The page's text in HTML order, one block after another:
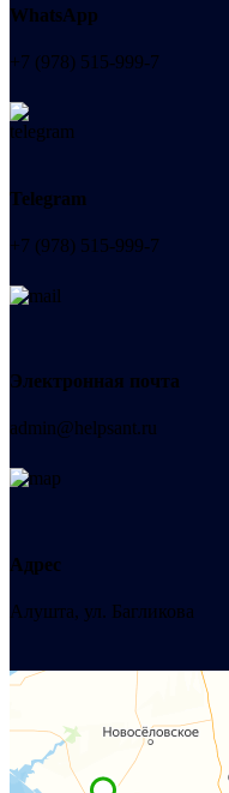
WhatsApp
+7 (978) 515-999-7
Telegram
+7 (978) 515-999-7
Электронная почта
admin@helpsant.ru
Адрес
Алушта, ул. Багликова